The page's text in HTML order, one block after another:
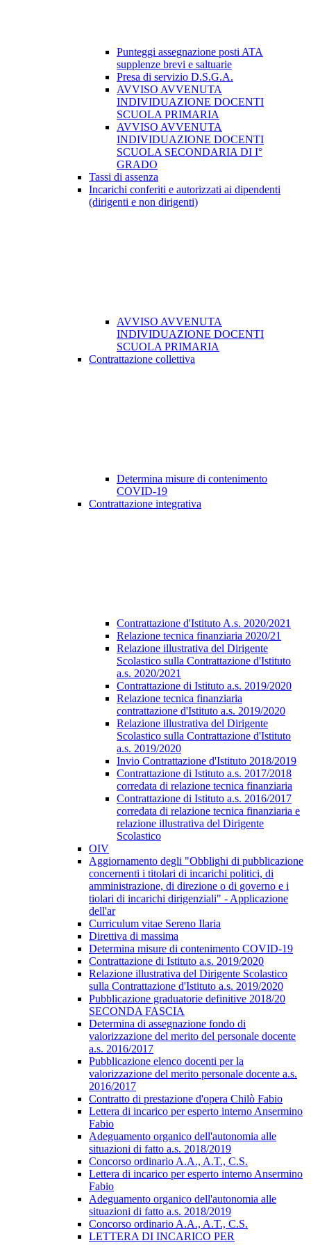
Punteggi assegnazione posti ATA
supplenze brevi e saltuarie
Presa di servizio D.S.G.A.
AVVISO AVVENUTA
INDIVIDUAZIONE DOCENTI
SCUOLA PRIMARIA
AVVISO AVVENUTA
INDIVIDUAZIONE DOCENTI
SCUOLA SECONDARIA DI I°
GRADO
Tassi di assenza
Incarichi conferiti e autorizzati ai dipendenti
(dirigenti e non dirigenti)
AVVISO AVVENUTA
INDIVIDUAZIONE DOCENTI
SCUOLA PRIMARIA
Contrattazione collettiva
Determina misure di contenimento
COVID-19
Contrattazione integrativa
Contrattazione d'Istituto A.s. 2020/2021
Relazione tecnica finanziaria 2020/21
Relazione illustrativa del Dirigente
Scolastico sulla Contrattazione d'Istituto
a.s. 2020/2021
Contrattazione di Istituto a.s. 2019/2020
Relazione tecnica finanziaria
contrattazione d'Istituto a.s. 2019/2020
Relazione illustrativa del Dirigente
Scolastico sulla Contrattazione d'Istituto
a.s. 2019/2020
Invio Contrattazione d'Istituto 2018/2019
Contrattazione di Istituto a.s. 2017/2018
corredata di relazione tecnica finanziaria
Contrattazione di Istituto a.s. 2016/2017
corredata di relazione tecnica finanziaria e
relazione illustrativa del Dirigente
Scolastico
OIV
Aggiornamento degli "Obblighi di pubblicazione
concernenti i titolari di incarichi politici, di
amministrazione, di direzione o di governo e i
tiolari di incarichi dirigenziali" - Applicazione
dell'ar
Curriculum vitae Sereno Ilaria
Direttiva di massima
Determina misure di contenimento COVID-19
Contrattazione di Istituto a.s. 2019/2020
Relazione illustrativa del Dirigente Scolastico
sulla Contrattazione d'Istituto a.s. 2019/2020
Pubblicazione graduatorie definitive 2018/20
SECONDA FASCIA
Determina di assegnazione fondo di
valorizzazione del merito del personale docente
a.s. 2016/2017
Pubblicazione elenco docenti per la
valorizzazione del merito personale docente a.s.
2016/2017
Contratto di prestazione d'opera Chilò Fabio
Lettera di incarico per esperto interno Ansermino
Fabio
Adeguamento organico dell'autonomia alle
situazioni di fatto a.s. 2018/2019
Concorso ordinario A.A., A.T., C.S.
Lettera di incarico per esperto interno Ansermino
Fabio
Adeguamento organico dell'autonomia alle
situazioni di fatto a.s. 2018/2019
Concorso ordinario A.A., A.T., C.S.
LETTERA DI INCARICO PER